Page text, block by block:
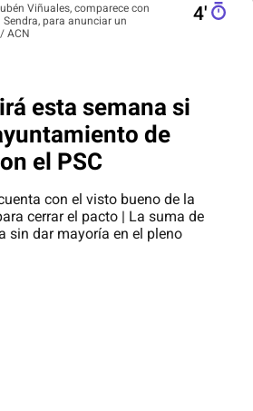
Viñuales, comparece con
para anunciar un
ACN
4′
esta semana si
de
el PSC
con el visto bueno de la
cerrar el pacto | La suma de
sin dar mayoría en el pleno